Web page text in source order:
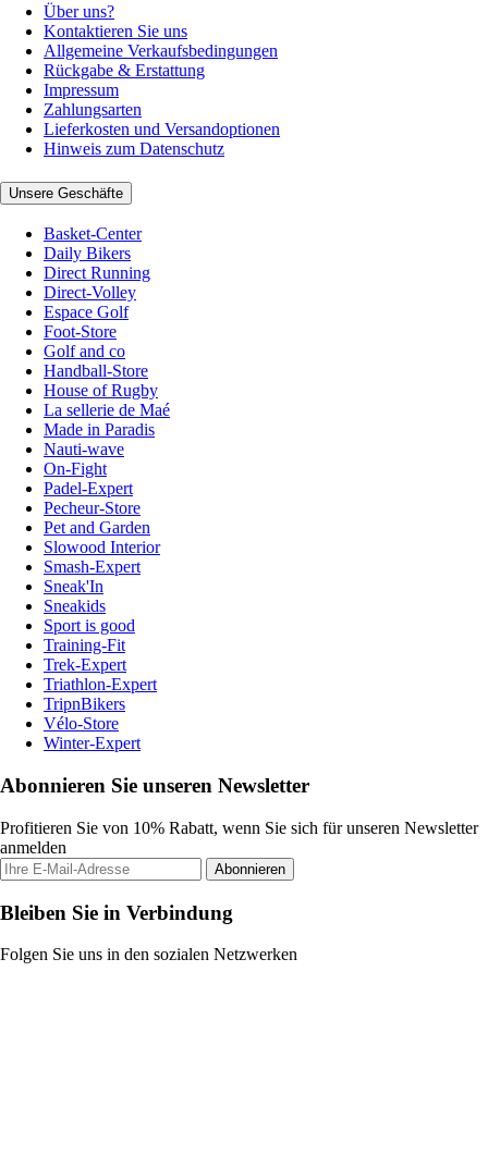
Über uns?
Kontaktieren Sie uns
Allgemeine Verkaufsbedingungen
Rückgabe & Erstattung
Impressum
Zahlungsarten
Lieferkosten und Versandoptionen
Hinweis zum Datenschutz
Unsere Geschäfte
Basket-Center
Daily Bikers
Direct Running
Direct-Volley
Espace Golf
Foot-Store
Golf and co
Handball-Store
House of Rugby
La sellerie de Maé
Made in Paradis
Nauti-wave
On-Fight
Padel-Expert
Pecheur-Store
Pet and Garden
Slowood Interior
Smash-Expert
Sneak'In
Sneakids
Sport is good
Training-Fit
Trek-Expert
Triathlon-Expert
TripnBikers
Vélo-Store
Winter-Expert
Abonnieren Sie unseren Newsletter
Profitieren Sie von 10% Rabatt, wenn Sie sich für unseren Newsletter
anmelden
Abonnieren
Bleiben Sie in Verbindung
Folgen Sie uns in den sozialen Netzwerken